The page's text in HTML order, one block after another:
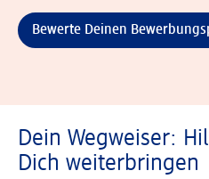
Bewerte Deinen
Dein Wegweiser:
Dich weiterbringen